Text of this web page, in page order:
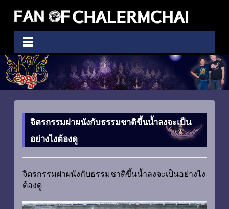
จิตรกรรมฝาผนังกับธรรมชาติขึ้นน้ำลงจะเป็น
อย่างไงต้องดู
จิตรกรรมฝาผนังกับธรรมชาติขึ้นน้ำลงจะเป็นอย่างไง
ต้องดู